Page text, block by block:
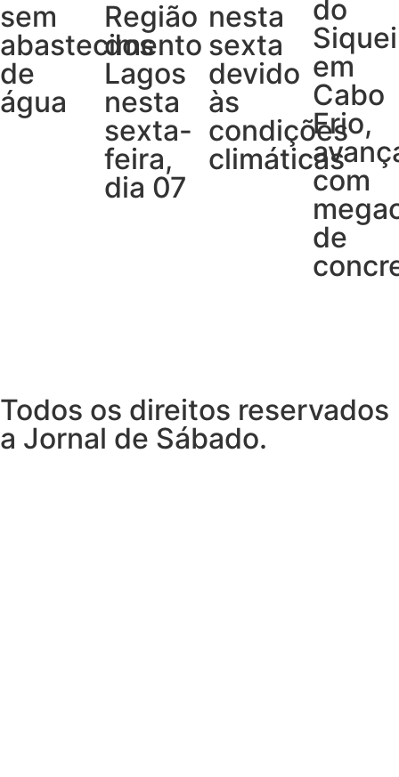
sem
abastecimento
de
água
Região
dos
Lagos
nesta
sexta-
feira,
dia 07
nesta
sexta
devido
às
condições
climáticas
do
em
Cabo
Frio,
com
de
Todos os direitos reservados
a Jornal de Sábado.